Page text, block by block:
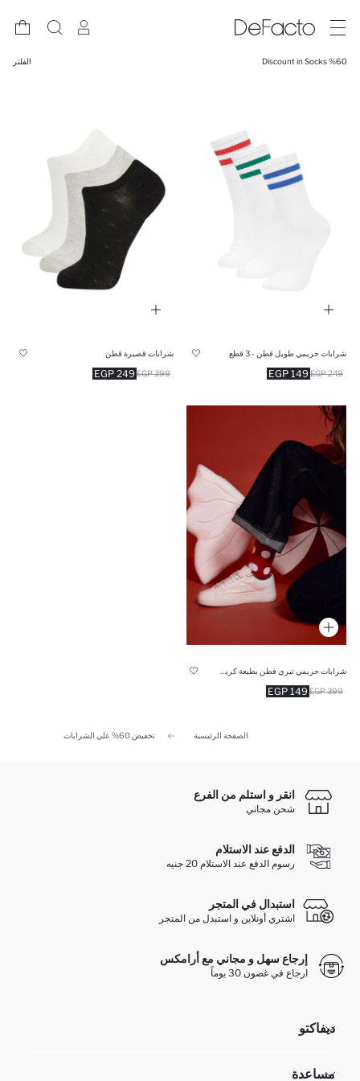
%60 Discount in Socks الفلتر
شرابات حريمي طويل قطن - 3 قطع
149 EGP 249 EGP
شرابات قصيرة قطن
249 EGP 399 EGP
149 EGP 399 EGP
الصفحة الرئيسية تخفيض 60% علي الشرابات
انقر و استلم من الفرع
شحن مجاني
الدفع عند الاستلام
رسوم الدفع عند الاستلام 20 جنيه
استبدال في المتجر
اشتري أونلاين و استبدل من المتجر
إرجاع سهل و مجاني مع أرامكس
ارجاع في غضون 30 يوماً
ديفاكتو
مساعدة